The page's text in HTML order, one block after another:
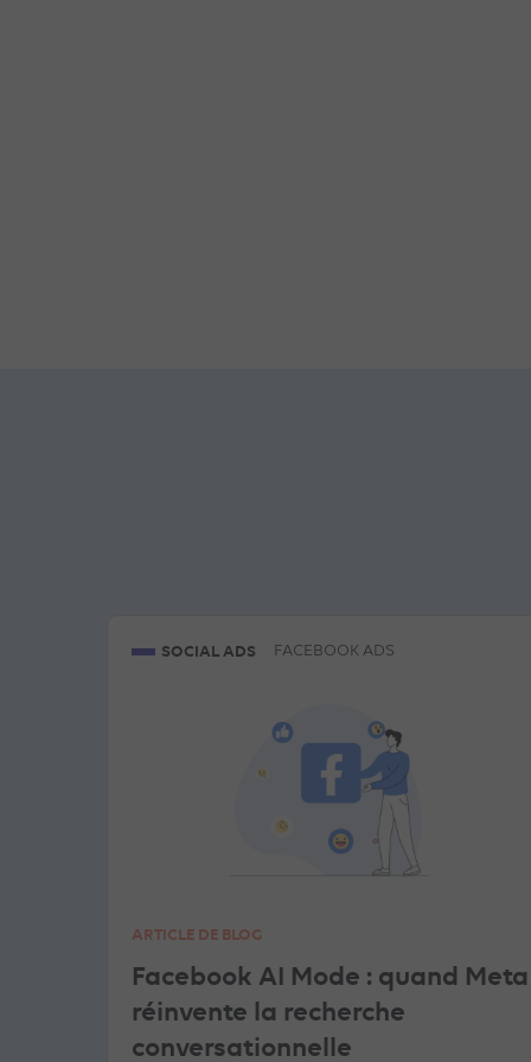
SOCIAL ADS FACEBOOK ADS
ARTICLE DE BLOG
Facebook AI Mode : quand Meta
réinvente la recherche
conversationnelle